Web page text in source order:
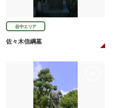
谷中エリア
佐々木信綱墓